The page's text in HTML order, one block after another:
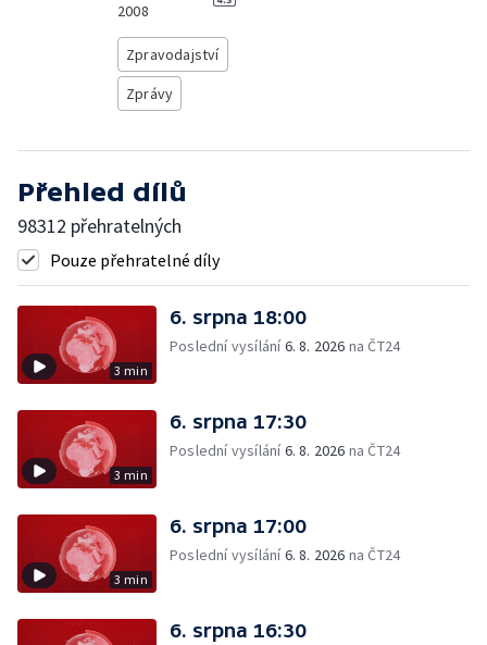
2008
Zpravodajství
Zprávy
Přehled dílů
98312 přehratelných
Pouze přehratelné díly
3 min
6. srpna 18:00
Poslední vysílání6. 8. 2026 na ČT24
3 min
6. srpna 17:30
Poslední vysílání6. 8. 2026 na ČT24
3 min
6. srpna 17:00
Poslední vysílání6. 8. 2026 na ČT24
6. srpna 16:30